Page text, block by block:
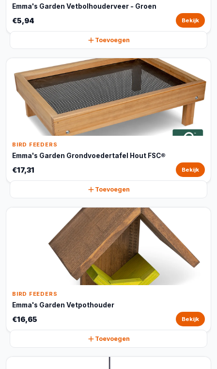
Emma's Garden Vetbolhouderveer - Groen
€5,94 Bekijk
Toevoegen
BIRD FEEDERS
Emma's Garden Grondvoedertafel Hout FSC®
€17,31 Bekijk
Toevoegen
BIRD FEEDERS
Emma's Garden Vetpothouder
€16,65 Bekijk
Toevoegen